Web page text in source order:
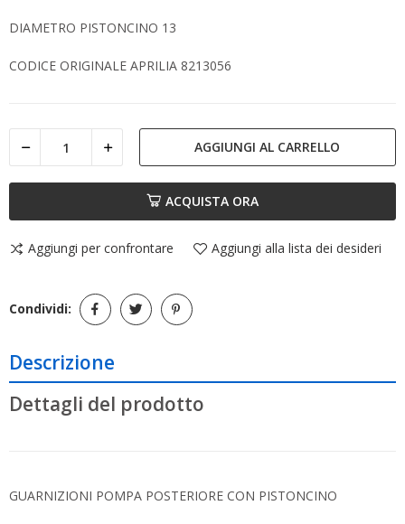
DIAMETRO PISTONCINO 13
CODICE ORIGINALE APRILIA 8213056
AGGIUNGI AL CARRELLO
ACQUISTA ORA
Aggiungi per confrontare Aggiungi alla lista dei desideri
Condividi:
Descrizione
Dettagli del prodotto
GUARNIZIONI POMPA POSTERIORE CON PISTONCINO